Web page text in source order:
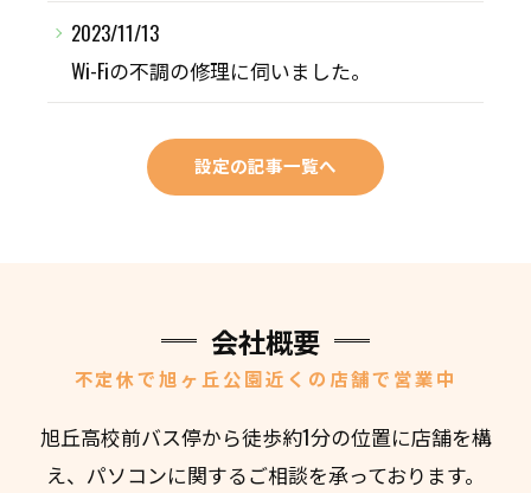
2023/11/13
Wi-Fiの不調の修理に伺いました。
設定の記事一覧へ
不定休で旭ヶ丘公園近くの店舗で営業中
会社概要
旭丘高校前バス停から徒歩約1分の位置に店舗を構
え、パソコンに関するご相談を承っております。